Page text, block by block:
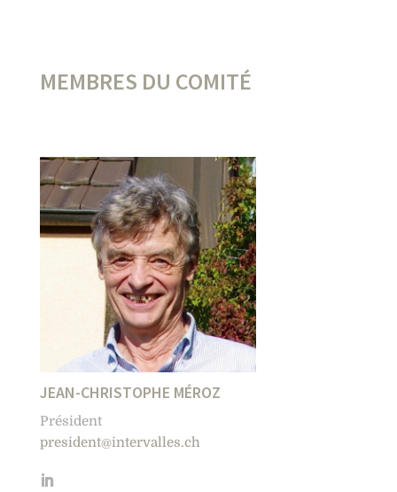
MEMBRES DU COMITÉ
JEAN-CHRISTOPHE MÉROZ
Président
president@intervalles.ch